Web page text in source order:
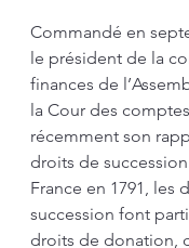
Commandé en
le président de la
finances de
la Cour des
récemment son
droits de
France en 1791, les
succession font
droits de donation,